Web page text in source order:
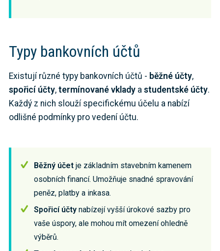
Typy bankovních účtů
Existují různé typy bankovních účtů - běžné účty,
spořicí účty, termínované vkladya studentské účty.
Každý z nich slouží specifickému účelu a nabízí
odlišné podmínky pro vedení účtu.
Běžný účetje základním stavebním kamenem
osobních financí. Umožňuje snadné spravování
peněz, platby a inkasa.
Spořicí účtynabízejí vyšší úrokové sazby pro
vaše úspory, ale mohou mít omezení ohledně
výběrů.